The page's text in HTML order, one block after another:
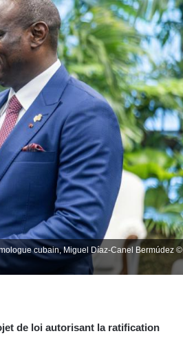
cubain, Miguel Díaz-Canel Bermúdez ©
de loi autorisant la ratification